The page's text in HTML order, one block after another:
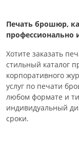
Печать брошюр,
профессионально
Хотите заказать
стильный каталог
корпоративного
услуг по печати
любом формате и
индивидуальный
сроки.